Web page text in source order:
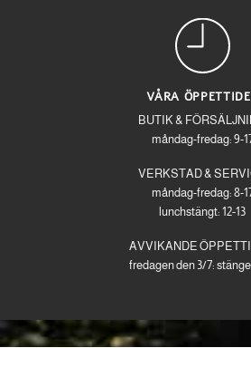
VÅRA
BUTIK &
måndag-fredag: 9-
VERKSTAD &
måndag-fredag: 8-
lunchstängt: 12-13
AVVIKANDE
fredagen den 3/7: